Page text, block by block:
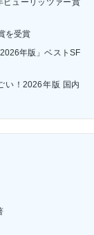
を受賞
年版」ベストSF
い！2026年版 国内